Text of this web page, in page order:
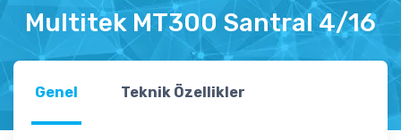
Multitek MT300 Santral 4/16
Genel Teknik Özellikler